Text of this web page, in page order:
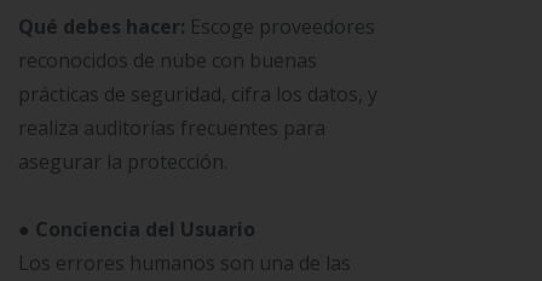
Qué debes hacer: Escoge proveedores
reconocidos de nube con buenas
prácticas de seguridad, cifra los datos, y
realiza auditorías frecuentes para
asegurar la protección.
● Conciencia del Usuario
Los errores humanos son una de las